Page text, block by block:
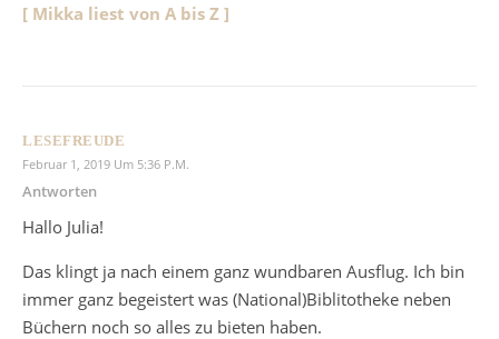
[ Mikka liest von A bis Z ]
LESEFREUDE
Februar 1, 2019 Um 5:36 P.m.
Antworten
Hallo Julia!
Das klingt ja nach einem ganz wundbaren Ausflug. Ich bin
immer ganz begeistert was (National)Biblitotheke neben
Büchern noch so alles zu bieten haben.